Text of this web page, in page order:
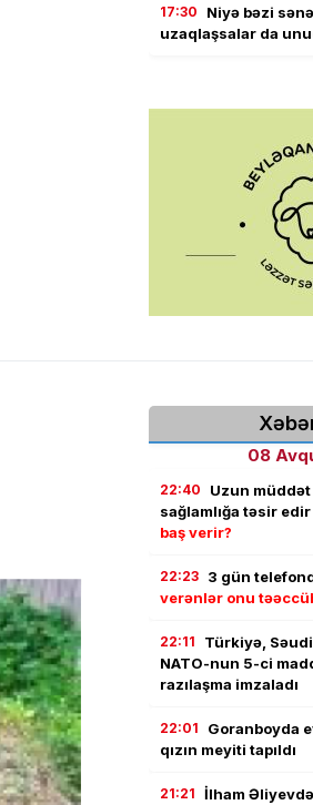
17:30
Niyə bəzi
uzaqlaşsalar da
08
22:40
Uzun
sağlamlığa təsir edir
baş verir?
22:23 3 gün
verənlər onu
22:11
Türkiyə,
NATO-nun 5-ci
razılaşma imzaladı
22:01
Goranboyda
qızın meyiti tapıldı
21:21 İlham